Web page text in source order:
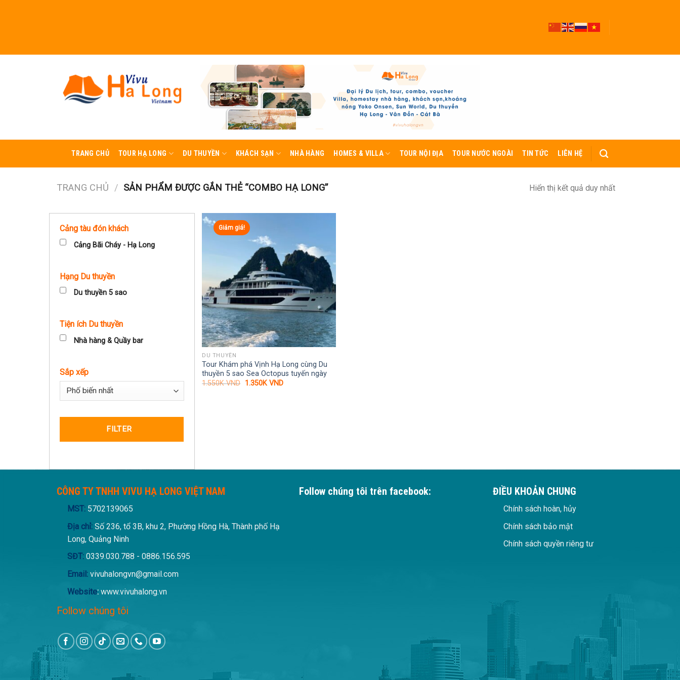
TRANG CHỦ TOUR HẠ LONG DU THUYỀN KHÁCH SẠN NHÀ HÀNG HOMES & VILLA TOUR NỘI ĐỊA TOUR NƯỚC NGOÀI TIN TỨC LIÊN HỆ
TRANG CHỦ / SẢN PHẨM ĐƯỢC GẮN THẺ “COMBO HẠ LONG” Hiển thị kết quả duy nhất
Cảng tàu đón khách
Cảng Bãi Cháy - Hạ Long
Hạng Du thuyền
Du thuyền 5 sao
Tiện ích Du thuyền
Nhà hàng & Quầy bar
Sắp xếp
Sort Products
FILTER
Giảm giá!
DU THUYỀN
Tour Khám phá Vịnh Hạ Long cùng Du
thuyền 5 sao Sea Octopus tuyến ngày
1.550KVND Giá
1.350KVNDGiá
CÔNG TY TNHH VIVU HẠ LONG VIỆT NAM
MST: 5702139065
Địa chỉ:Số 236, tổ 3B, khu 2, Phường Hồng Hà, Thành phố Hạ
Long, Quảng Ninh
SĐT:0339.030.788 - 0886.156.595
Email:vivuhalongvn@gmail.com
Website:www.vivuhalong.vn
Follow chúng tôi
Follow chúng tôi trên facebook: ĐIỀU KHOẢN CHUNG
Chính sách hoàn, hủy
Chính sách bảo mật
Chính sách quyền riêng tư